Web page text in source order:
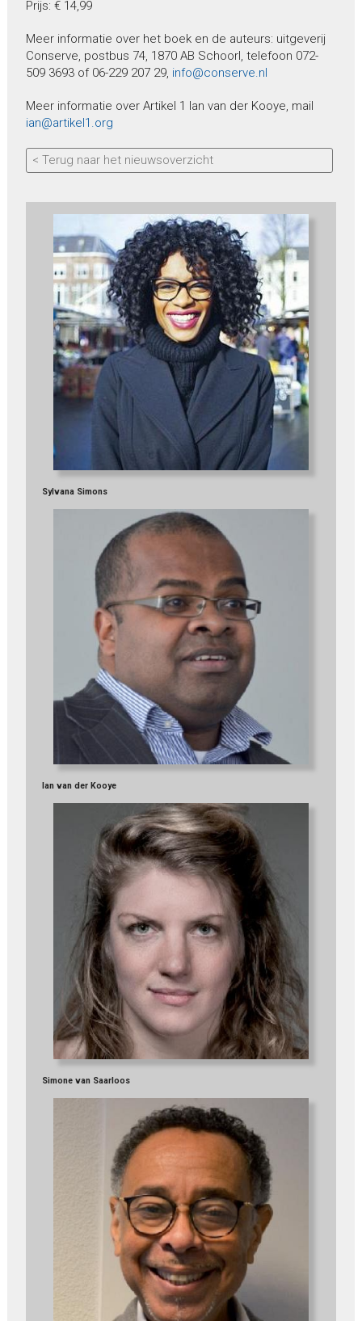
Prijs: € 14,99
Meer informatie over het boek en de auteurs: uitgeverij
Conserve, postbus 74, 1870 AB Schoorl, telefoon 072-
509 3693 of 06-229 207 29, info@conserve.nl
Meer informatie over Artikel 1 Ian van der Kooye, mail
ian@artikel1.org
< Terug naar het nieuwsoverzicht
Sylvana Simons
Ian van der Kooye
Simone van Saarloos